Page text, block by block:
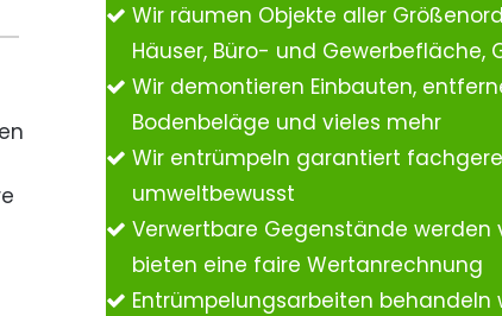
Wir räumen Objekte aller
Häuser, Büro- und Gewerbefläche,
Wir demontieren Einbauten,
Bodenbeläge und vieles mehr
Wir entrümpeln garantiert
umweltbewusst
Verwertbare Gegenstände werden
bieten eine faire Wertanrechnung
Entrümpelungsarbeiten